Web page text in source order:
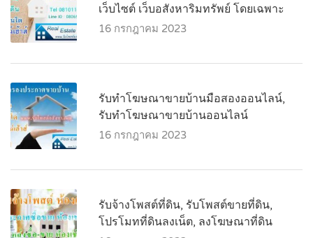
เว็บไซต์ เว็บอสังหาริมทรัพย์ โดยเฉพาะ
16 กรกฎาคม 2023
รับทำโฆษณาขายบ้านมือสองออนไลน์,
รับทำโฆษณาขายบ้านออนไลน์
16 กรกฎาคม 2023
รับจ้างโพสต์ที่ดิน, รับโพสต์ขายที่ดิน,
โปรโมทที่ดินลงเน็ต, ลงโฆษณาที่ดิน